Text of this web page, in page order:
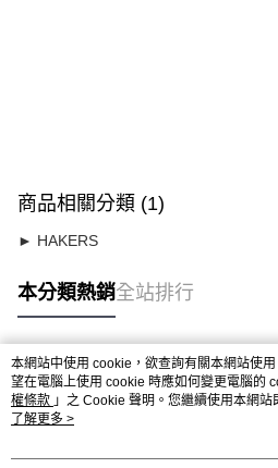
商品相關分類 (1)
► HAKERS
本分類熱銷全站排行
熱門標籤
本網站中使用 cookie，欲查詢有關本網站使
望在電腦上使用 cookie 時應如何變更電腦的
權條款 」之 Cookie 聲明。您繼續使用本網
用條款之 Cookie 聲明使用 cookie。
了解更多 >